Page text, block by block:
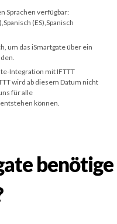
Sprachen verfügbar:
(ES),Spanisch
um das iSmartgate über ein
Integration mit IFTTT
wird ab diesem Datum nicht
für alle
können.
benötige